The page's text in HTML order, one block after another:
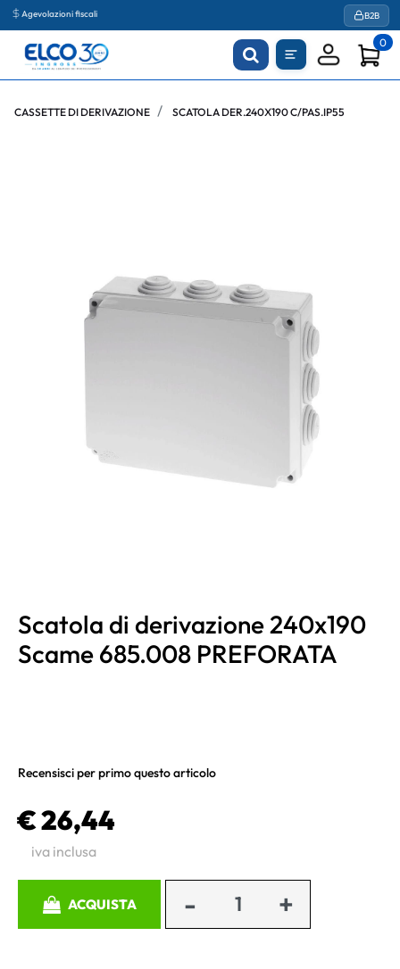
Agevolazioni fiscali B2B
0
CASSETTE DI DERIVAZIONE SCATOLA DER.240X190 C/PAS.IP55
Scatola di derivazione 240x190
Scame 685.008 PREFORATA
Recensisci per primo questo articolo
€ 26,44
iva inclusa
ACQUISTA